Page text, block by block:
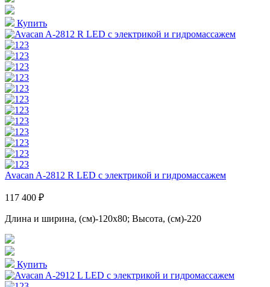
Купить
Avacan A-2812 R LED с электрикой и гидромассажем
117 400 ₽
Длина и ширина, (см)-120x80; Высота, (см)-220
Купить